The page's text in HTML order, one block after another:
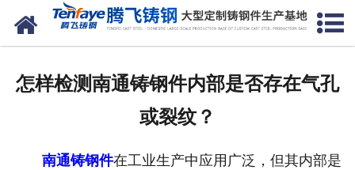
网站首页
怎样检测南通铸钢件内部是否存在气孔
或裂纹？
南通铸钢件在工业生产中应用广泛，但其内部是